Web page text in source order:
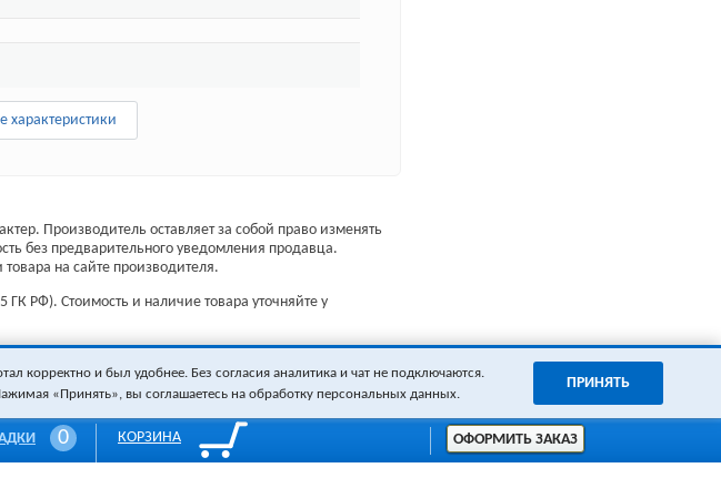
характеристики
Производитель оставляет за собой право изменять
без предварительного уведомления продавца.
на сайте производителя.
РФ). Стоимость и наличие товара уточняйте у
0 КОРЗИНА ОФОРМИТЬ ЗАКАЗ
корректно и был удобнее. Без согласия аналитика и чат не подключаются.
«Принять», вы соглашаетесь на обработку персональных данных.
ПРИНЯТЬ